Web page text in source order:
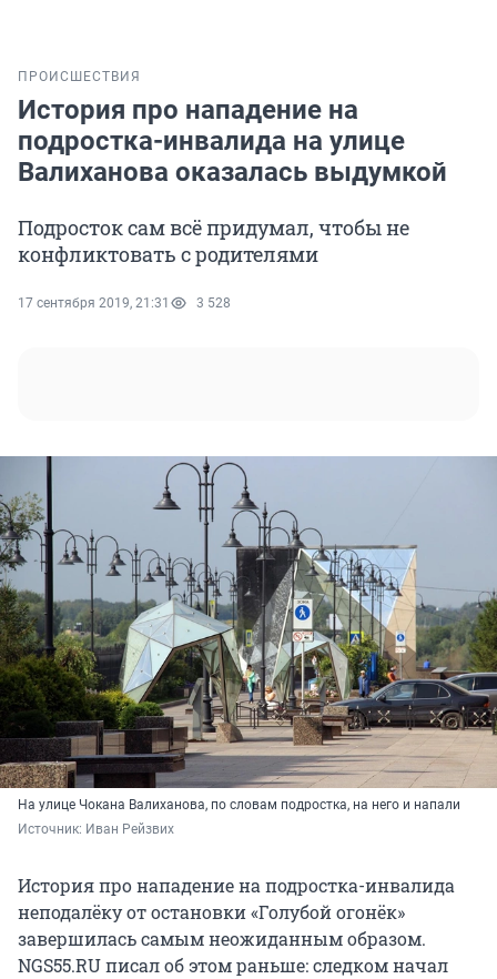
ПРОИСШЕСТВИЯ
История про нападение на
подростка-инвалида на улице
Валиханова оказалась выдумкой
Подросток сам всё придумал, чтобы не
конфликтовать с родителями
17 сентября 2019, 21:31 3 528
На улице Чокана Валиханова, по словам подростка, на него и напали
Источник: Иван Рейзвих
История про нападение на подростка-инвалида
неподалёку от остановки «Голубой огонёк»
завершилась самым неожиданным образом.
NGS55.RU писал об этом раньше: следком начал